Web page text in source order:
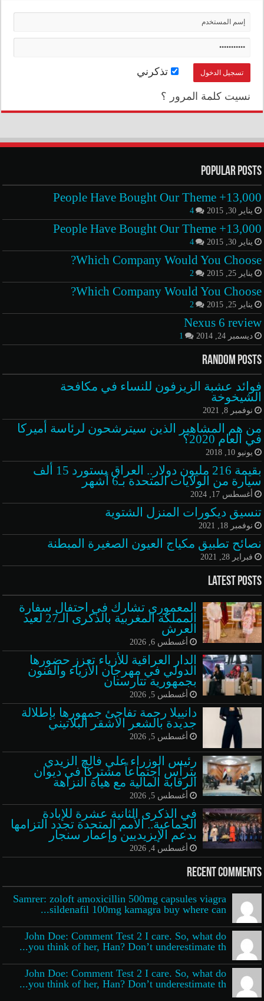
تذكرني
نسيت كلمة المرور ؟
Popular Posts
13,000+ People Have Bought Our Theme
يناير 30, 2015 4
13,000+ People Have Bought Our Theme
يناير 30, 2015 4
Which Company Would You Choose?
يناير 25, 2015 2
Which Company Would You Choose?
يناير 25, 2015 2
Nexus 6 review
ديسمبر 24, 2014 1
Random Posts
فوائد عشبة الزيزفون للنساء في مكافحة
الشيخوخة
نوفمبر 8, 2021
من هم المشاهير الذين سيترشحون لرئاسة أميركا
في العام 2020؟
يونيو 10, 2018
بقيمة 216 مليون دولار.. العراق يستورد 15 ألف
سيارة من الولايات المتحدة بـ6 أشهر
أغسطس 17, 2024
تنسيق ديكورات المنزل الشتوية
نوفمبر 18, 2021
نصائح تطبيق مكياج العيون الصغيرة المبطنة
فبراير 28, 2021
Latest Posts
المعموري تشارك في احتفال سفارة
المملكة المغربية بالذكرى الـ27 لعيد
العرش
أغسطس 6, 2026
الدار العراقية للأزياء تعزز حضورها
الدولي في مهرجان الأزياء والفنون
بجمهورية تتارستان
أغسطس 5, 2026
دانييلا رحمة تفاجئ جمهورها بإطلالة
جديدة بالشعر الأشقر البلاتيني
أغسطس 5, 2026
رئيس الوزراء علي فالح الزيدي
يترأس اجتماعاً مشتركاً في ديوان
الرقابة المالية مع هيأة النزاهة
أغسطس 5, 2026
في الذكرى الثانية عشرة للإبادة
الجماعية.. الأمم المتحدة تجدد التزامها
بدعم الإيزيديين وإعمار سنجار
أغسطس 4, 2026
Recent Comments
Samrer: zoloft amoxicillin 500mg capsules viagra
sildenafil 100mg kamagra buy where can...
John Doe: Comment Test 2 I care. So, what do
you think of her, Han? Don’t underestimate th...
John Doe: Comment Test 2 I care. So, what do
you think of her, Han? Don’t underestimate th...